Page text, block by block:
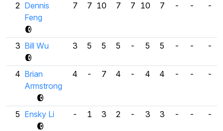
2 Dennis
Feng
7 7 10 7 7 10 7 - - -
3 Bill Wu 3 5 5 5 - 5 5 - - -
4 Brian
Armstrong
4 - 7 4 - 4 4 - - -
5 Ensky Li - 1 3 2 - 3 3 - - -